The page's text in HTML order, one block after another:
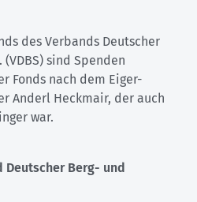
des Verbands Deutscher
sind Spenden
Fonds nach dem Eiger-
Anderl Heckmair, der auch
war.
Berg- und